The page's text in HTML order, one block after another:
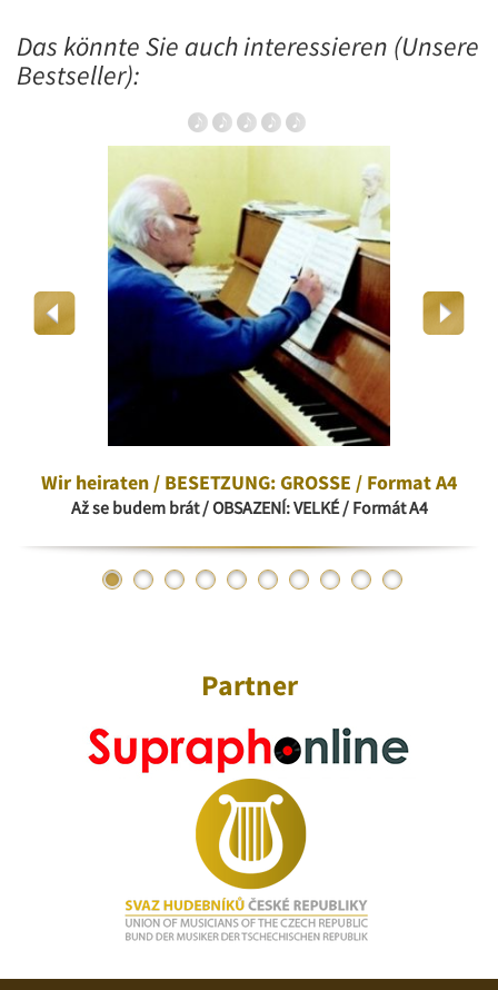
Das könnte Sie auch interessieren (Unsere
Bestseller):
Wir heiraten / BESETZUNG: GROSSE / Format A4
Až se budem brát / OBSAZENÍ: VELKÉ / Formát A4
Partner